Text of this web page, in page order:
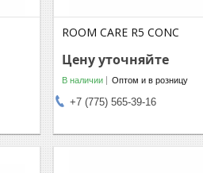
ROOM CARE R5 CONC
Цену уточняйте
В наличии Оптом и в розницу
+7 (775) 565-39-16